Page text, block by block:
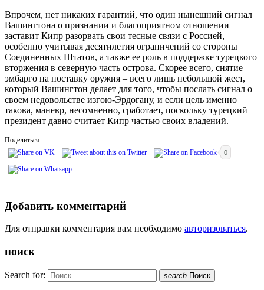
Впрочем, нет никаких гарантий, что один нынешний сигнал
Вашингтона о признании и благоприятном отношении
заставит Кипр разорвать свои тесные связи с Россией,
особенно учитывая десятилетия ограничений со стороны
Соединенных Штатов, а также ее роль в поддержке турецкого
вторжения в северную часть острова. Скорее всего, снятие
эмбарго на поставку оружия – всего лишь небольшой жест,
который Вашингтон делает для того, чтобы послать сигнал о
своем недовольстве изгою-Эрдогану, и если цель именно
такова, маневр, несомненно, сработает, поскольку турецкий
президент давно считает Кипр частью своих владений.
Поделиться...
0
Добавить комментарий
Для отправки комментария вам необходимо авторизоваться.
поиск
Search for: search Поиск